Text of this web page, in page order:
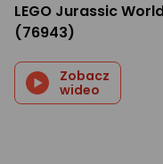
LEGO Jurassic
(76943)
Zobacz
wideo